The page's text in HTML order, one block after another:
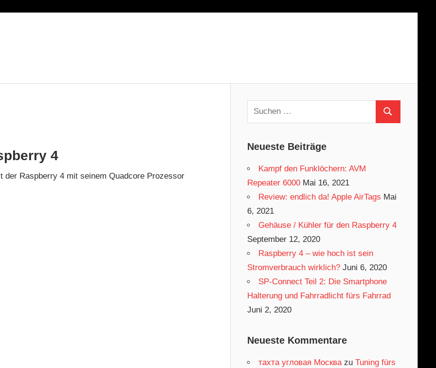
4
Raspberry 4 mit seinem Quadcore Prozessor
Suchen
nach:
Suchen
Neueste Beiträge
Kampf den Funklöchern: AVM
Repeater 6000 Mai 16, 2021
Review: endlich da! Apple AirTags Mai
6, 2021
Gehäuse / Kühler für den Raspberry 4
September 12, 2020
Raspberry 4 – wie hoch ist sein
Stromverbrauch wirklich? Juni 6, 2020
SP-Connect Teil 2: Die Smartphone
Halterung und Fahrradlicht fürs Fahrrad
Juni 2, 2020
Neueste Kommentare
тахта угловая Москваzu Tuning fürs